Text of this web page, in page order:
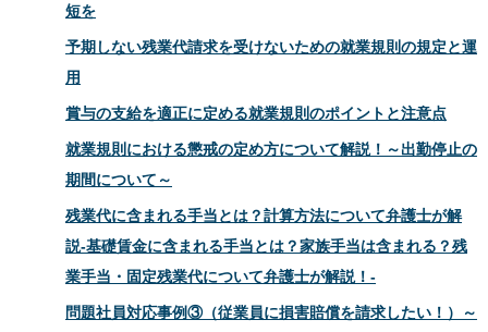
短を
予期しない残業代請求を受けないための就業規則の規定と運
用
賞与の支給を適正に定める就業規則のポイントと注意点
就業規則における懲戒の定め方について解説！～出勤停止の
期間について～
残業代に含まれる手当とは？計算方法について弁護士が解
説-基礎賃金に含まれる手当とは？家族手当は含まれる？残
業手当・固定残業代について弁護士が解説！-
問題社員対応事例③（従業員に損害賠償を請求したい！）～